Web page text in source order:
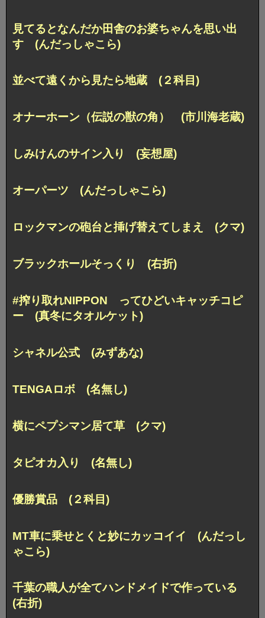
見てるとなんだか田舎のお婆ちゃんを思い出
す (んだっしゃこら)
並べて遠くから見たら地蔵 (２科目)
オナーホーン（伝説の獣の角） (市川海老蔵)
しみけんのサイン入り (妄想屋)
オーパーツ (んだっしゃこら)
ロックマンの砲台と挿げ替えてしまえ (クマ)
ブラックホールそっくり (右折)
#搾り取れNIPPON ってひどいキャッチコピ
ー (真冬にタオルケット)
シャネル公式 (みずあな)
TENGAロボ (名無し)
横にペプシマン居て草 (クマ)
タピオカ入り (名無し)
優勝賞品 (２科目)
MT車に乗せとくと妙にカッコイイ (んだっし
ゃこら)
千葉の職人が全てハンドメイドで作っている
(右折)